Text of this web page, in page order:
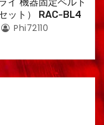
ット） RAC-BL4
Phi72110